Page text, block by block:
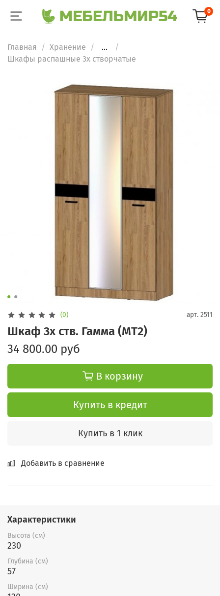
0
Главная Хранение
...
Шкафы распашные 3х створчатые
(0) арт. 2511
Шкаф 3х ств. Гамма (МТ2)
34 800.00 руб
В корзину
Купить в кредит
Купить в 1 клик
Добавить в сравнение
Характеристики
Высота (см)
230
Глубина (см)
57
Ширина (см)